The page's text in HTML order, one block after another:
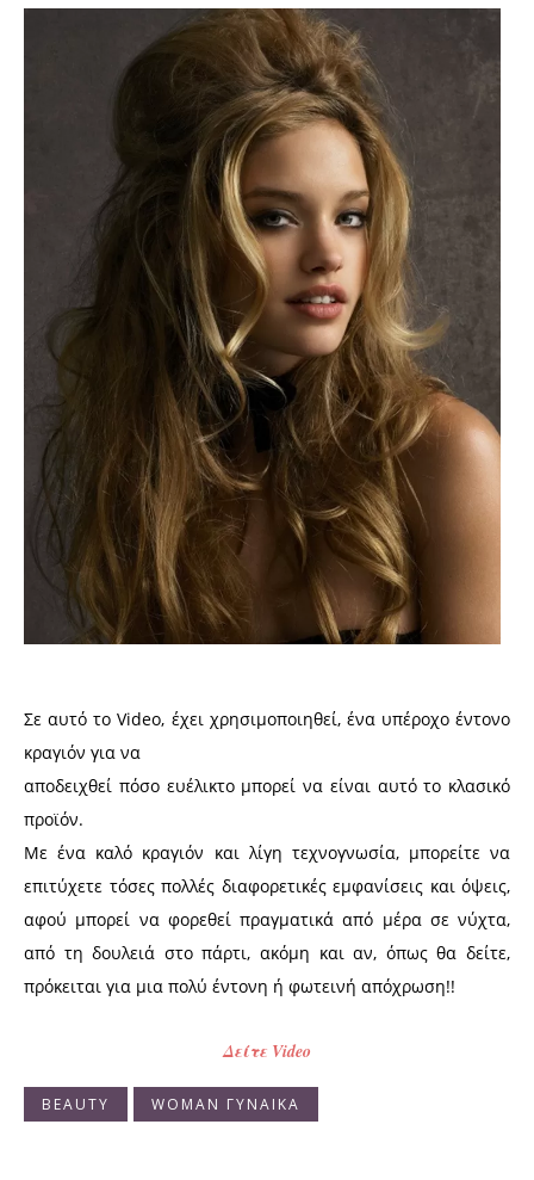
Σε αυτό το Video, έχει χρησιμοποιηθεί, ένα υπέροχο έντονο
κραγιόν για να
αποδειχθεί πόσο ευέλικτο μπορεί να είναι αυτό το κλασικό
προϊόν.
Με ένα καλό κραγιόν και λίγη τεχνογνωσία, μπορείτε να
επιτύχετε τόσες πολλές διαφορετικές εμφανίσεις και όψεις,
αφού μπορεί να φορεθεί πραγματικά από μέρα σε νύχτα,
από τη δουλειά στο πάρτι, ακόμη και αν, όπως θα δείτε,
πρόκειται για μια πολύ έντονη ή φωτεινή απόχρωση!!
Δείτε Video
BEAUTY WOMAN ΓΥΝΑΙΚΑ